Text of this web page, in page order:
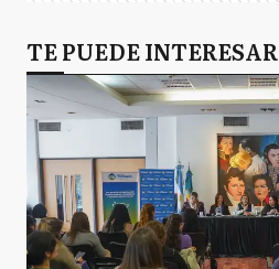
TE PUEDE INTERESAR